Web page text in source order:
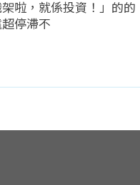
啦，就係投資！」的的
停滯不